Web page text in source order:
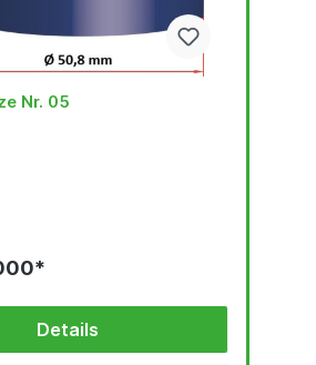
Nr. 05
Details